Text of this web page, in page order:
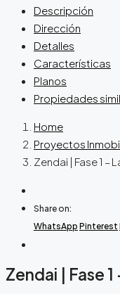
Descripción
Dirección
Detalles
Características
Planos
Propiedades
Home
Proyectos
Zendai | Fase 1 –
Share on:
WhatsApp Pinterest
Zendai | Fase